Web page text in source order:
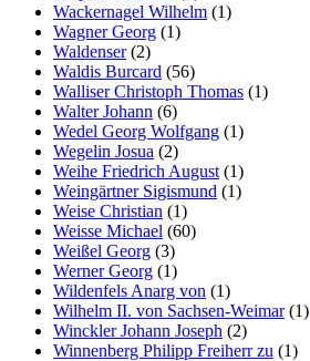
Wackernagel Wilhelm (1)
Wagner Georg (1)
Waldenser(2)
Waldis Burcard (56)
Walliser Christoph Thomas (1)
Walter Johann (6)
Wedel Georg Wolfgang (1)
Wegelin Josua (2)
Weihe Friedrich August (1)
Weingärtner Sigismund (1)
Weise Christian (1)
Weisse Michael (60)
Weißel Georg (3)
Werner Georg (1)
Wildenfels Anarg von (1)
Wilhelm II. von Sachsen-Weimar(1)
Winckler Johann Joseph (2)
Winnenberg Philipp Freiherr zu (1)